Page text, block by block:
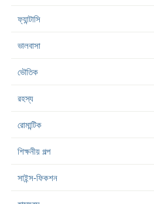
ফ্যান্টাসি
ভালবাসা
ভৌতিক
রহস্য
রোমান্টিক
শিক্ষনীয় গল্প
সাইন্স-ফিকশন